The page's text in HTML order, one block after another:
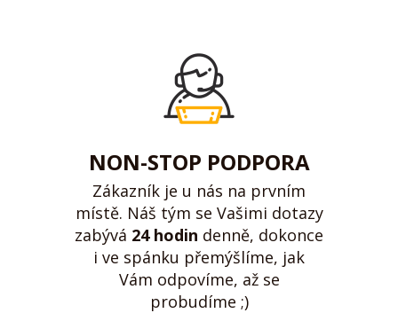
NON-STOP PODPORA
Zákazník je u nás na prvním
místě. Náš tým se Vašimi dotazy
zabývá 24 hodin denně, dokonce
i ve spánku přemýšlíme, jak
Vám odpovíme, až se
probudíme ;)